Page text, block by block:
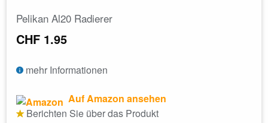
Pelikan Al20 Radierer
CHF 1.95
mehr Informationen
Auf Amazon ansehen
Berichten Sie über das Produkt